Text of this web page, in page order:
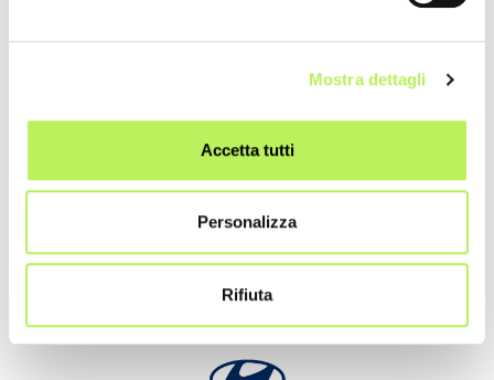
Mostra dettagli
Accetta tutti
Personalizza
Rifiuta
Main Sponsor
Main Sponsor